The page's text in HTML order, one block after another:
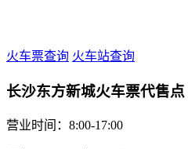
火车票查询 火车站查询
长沙东方新城火车票代售点
营业时间：8:00-17:00